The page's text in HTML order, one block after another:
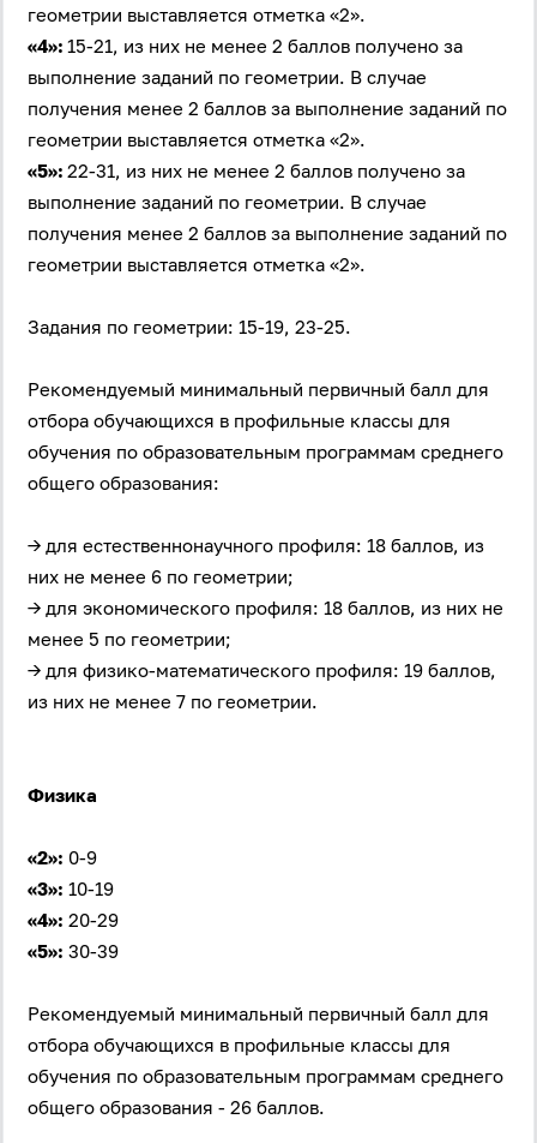
геометрии выставляется отметка «2».
«4»: 15-21, из них не менее 2 баллов получено за
выполнение заданий по геометрии. В случае
получения менее 2 баллов за выполнение заданий по
геометрии выставляется отметка «2».
«5»: 22-31, из них не менее 2 баллов получено за
выполнение заданий по геометрии. В случае
получения менее 2 баллов за выполнение заданий по
геометрии выставляется отметка «2».
Задания по геометрии: 15-19, 23-25.
Рекомендуемый минимальный первичный балл для
отбора обучающихся в профильные классы для
обучения по образовательным программам среднего
общего образования:
→ для естественнонаучного профиля: 18 баллов, из
них не менее 6 по геометрии;
→ для экономического профиля: 18 баллов, из них не
менее 5 по геометрии;
→ для физико-математического профиля: 19 баллов,
из них не менее 7 по геометрии.
Физика
«2»: 0-9
«3»: 10-19
«4»: 20-29
«5»: 30-39
Рекомендуемый минимальный первичный балл для
отбора обучающихся в профильные классы для
обучения по образовательным программам среднего
общего образования - 26 баллов.